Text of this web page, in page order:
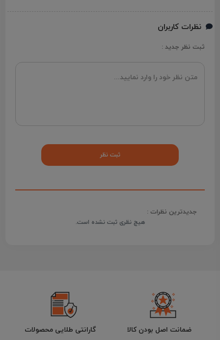
نظرات کاربران
ثبت نظر جدید :
جدیدترین نظرات :
هیچ نظری ثبت نشده است.
ضمانت اصل بودن کالا گارانتی طلایی محصولات